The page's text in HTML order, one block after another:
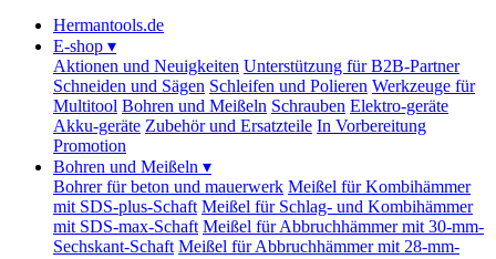
Hermantools.de
E-shop ▾
Aktionen und Neuigkeiten Unterstützung für B2B-Partner
Schneiden und Sägen Schleifen und Polieren Werkzeuge für
Multitool Bohren und Meißeln Schrauben Elektro-geräte
Akku-geräte Zubehör und Ersatzteile In Vorbereitung
Promotion
Bohren und Meißeln ▾
Bohrer für beton und mauerwerk Meißel für Kombihämmer
mit SDS-plus-Schaft Meißel für Schlag- und Kombihämmer
mit SDS-max-Schaft Meißel für Abbruchhämmer mit 30-mm-
Sechskant-Schaft Meißel für Abbruchhämmer mit 28-mm-